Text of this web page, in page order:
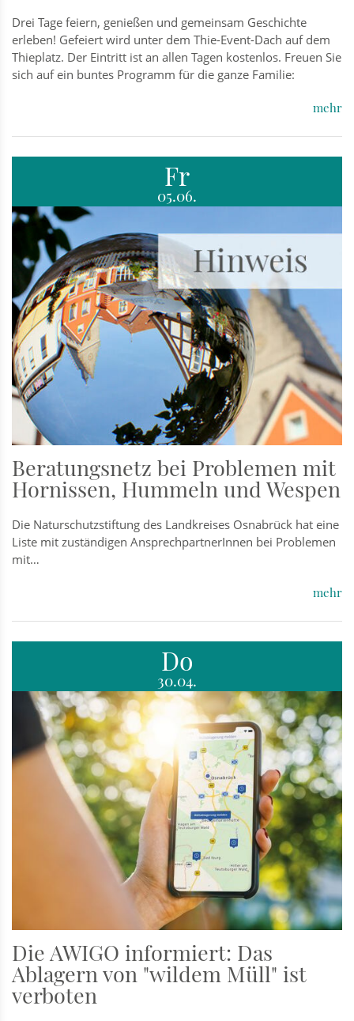
Drei Tage feiern, genießen und gemeinsam Geschichte
erleben! Gefeiert wird unter dem Thie-Event-Dach auf dem
Thieplatz. Der Eintritt ist an allen Tagen kostenlos. Freuen Sie
sich auf ein buntes Programm für die ganze Familie:
mehr
Fr
05.06.
Beratungsnetz bei Problemen mit
Hornissen, Hummeln und Wespen
Die Naturschutzstiftung des Landkreises Osnabrück hat eine
Liste mit zuständigen AnsprechpartnerInnen bei Problemen
mit…
mehr
Do
30.04.
Die AWIGO informiert: Das
Ablagern von "wildem Müll" ist
verboten